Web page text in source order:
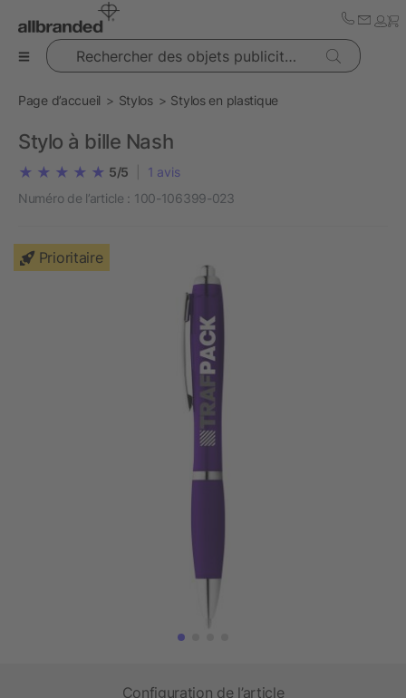
Rechercher des objets publicitaires
Page d’accueil Stylos Stylos en plastique
Stylo à bille Nash
5/5 1 avis
Numéro de l’article : 100-106399-023
Prioritaire
Configuration de l’article